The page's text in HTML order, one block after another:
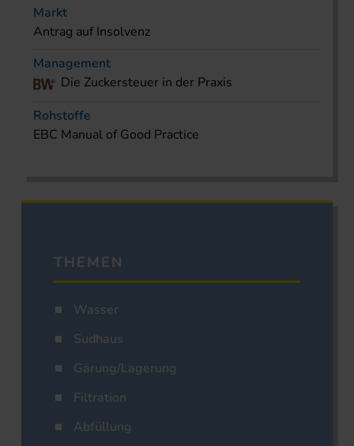
Markt
Antrag auf Insolvenz
Management
Die Zuckersteuer in der Praxis
Rohstoffe
EBC Manual of Good Practice
THEMEN
Wasser
Sudhaus
Gärung/Lagerung
Filtration
Abfüllung